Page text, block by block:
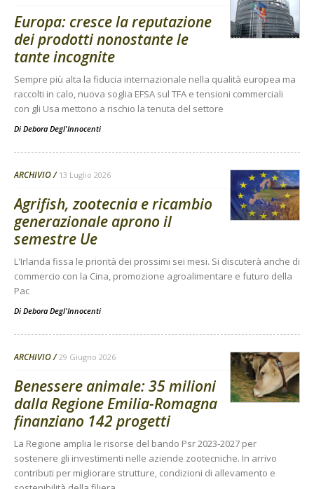
Europa: cresce la reputazione
dei prodotti nonostante le
tante incognite
Sempre più alta la fiducia internazionale nella qualità europea ma
raccolti in calo, nuova soglia EFSA sul TFA e tensioni commerciali
con gli Usa mettono a rischio la tenuta del settore
Di Debora Degl'Innocenti
ARCHIVIO 13 Luglio 2026
Agrifish, zootecnia e ricambio
generazionale aprono il
semestre Ue
L'Irlanda fissa le priorità dei prossimi sei mesi. Si discuterà anche di
commercio con la Cina, promozione agroalimentare e futuro della
Pac
Di Debora Degl'Innocenti
ARCHIVIO 29 Giugno 2026
Benessere animale: 35 milioni
dalla Regione Emilia-Romagna
finanziano 142 progetti
La Regione amplia le risorse del bando Psr 2023-2027 per
sostenere gli investimenti nelle aziende zootecniche. In arrivo
contributi per migliorare strutture, condizioni di allevamento e